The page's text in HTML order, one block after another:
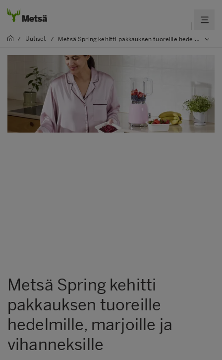
/ Uutiset / Metsä Spring kehitti pakkauksen tuoreille hedelmille, marjoille ja vihanneksille
Metsä Spring kehitti
pakkauksen tuoreille
hedelmille, marjoille ja
vihanneksille